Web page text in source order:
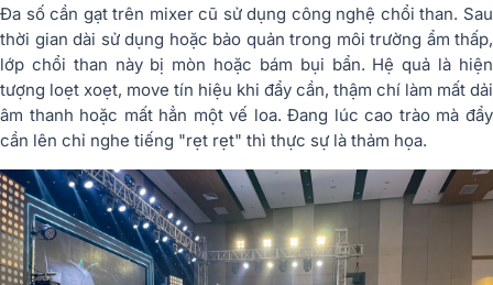
Đa số cần gạt trên mixer cũ sử dụng công nghệ chổi than. Sau
thời gian dài sử dụng hoặc bảo quản trong môi trường ẩm thấp,
lớp chổi than này bị mòn hoặc bám bụi bẩn. Hệ quả là hiện
tượng loẹt xoẹt, move tín hiệu khi đẩy cần, thậm chí làm mất dải
âm thanh hoặc mất hẳn một vế loa. Đang lúc cao trào mà đẩy
cần lên chỉ nghe tiếng "rẹt rẹt" thì thực sự là thảm họa.